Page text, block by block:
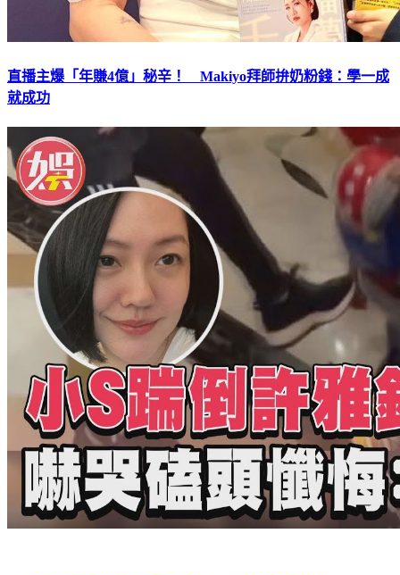
直播主爆「年賺4億」秘辛！ Makiyo拜師拚奶粉錢：學一成
就成功